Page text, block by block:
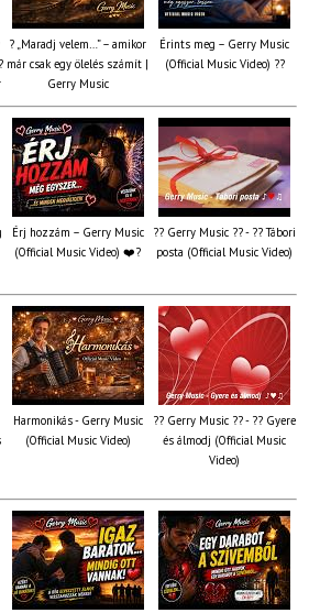
? „Maradj velem…” – amikor
már csak egy ölelés számít |
Gerry Music
Érints meg – Gerry Music
(Official Music Video) ??
Érj hozzám – Gerry Music
(Official Music Video) ❤️?
?? Gerry Music ?? - ?? Tábori
posta (Official Music Video)
Harmonikás - Gerry Music
(Official Music Video)
?? Gerry Music ?? - ?? Gyere
és álmodj (Official Music
Video)